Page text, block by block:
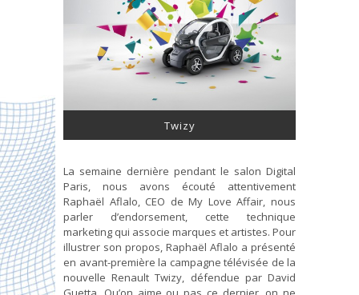
Twizy
La semaine dernière pendant le salon Digital
Paris, nous avons écouté attentivement
Raphaël Aflalo, CEO de My Love Affair, nous
parler d’endorsement, cette technique
marketing qui associe marques et artistes. Pour
illustrer son propos, Raphaël Aflalo a présenté
en avant-première la campagne télévisée de la
nouvelle Renault Twizy, défendue par David